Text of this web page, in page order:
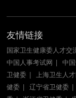
友情链接
国家卫生健康委人才交
中国人事考试网
中
卫健委
上海卫生人才
健委
辽宁省卫健委